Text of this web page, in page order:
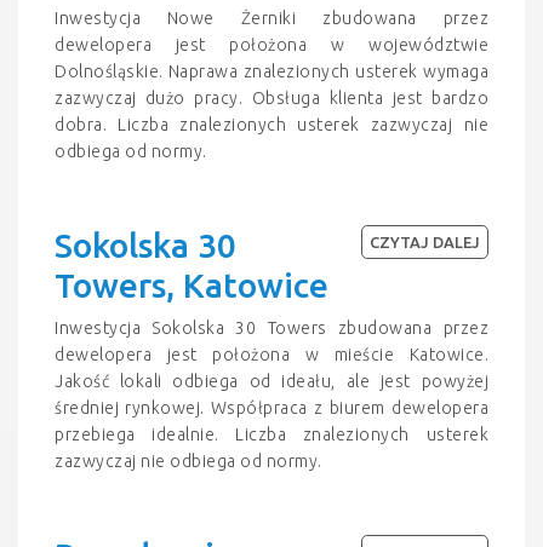
Inwestycja Nowe Żerniki zbudowana przez
dewelopera jest położona w województwie
Dolnośląskie. Naprawa znalezionych usterek wymaga
zazwyczaj dużo pracy. Obsługa klienta jest bardzo
dobra. Liczba znalezionych usterek zazwyczaj nie
odbiega od normy.
Sokolska 30
Towers, Katowice
Inwestycja Sokolska 30 Towers zbudowana przez
dewelopera jest położona w mieście Katowice.
Jakość lokali odbiega od ideału, ale jest powyżej
średniej rynkowej. Współpraca z biurem dewelopera
przebiega idealnie. Liczba znalezionych usterek
zazwyczaj nie odbiega od normy.
CZYTAJ DALEJ